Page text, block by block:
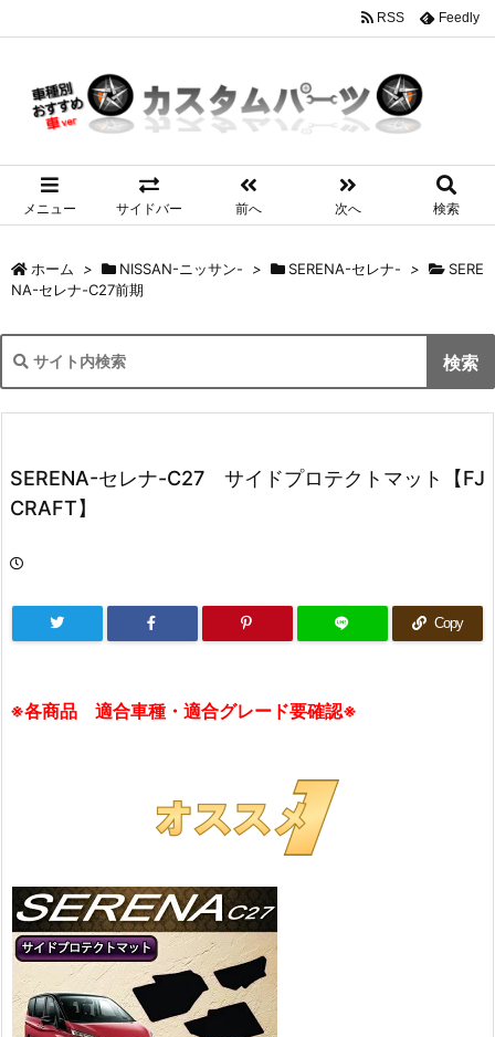
メニュー サイドバー 前へ 次へ 検索
RSS Feedly
ホーム > NISSAN-ニッサン- > SERENA-セレナ- >
SERE
NA-セレナ-C27前期
SERENA-セレナ-C27 サイドプロテクトマット【FJ
CRAFT】
Copy
※各商品 適合車種・適合グレード要確認※